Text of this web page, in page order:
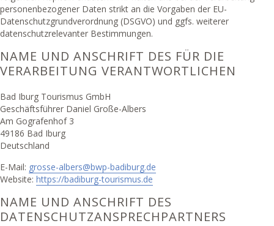
personenbezogener Daten strikt an die Vorgaben der EU-
Datenschutzgrundverordnung (DSGVO) und ggfs. weiterer
datenschutzrelevanter Bestimmungen.
NAME UND ANSCHRIFT DES FÜR DIE
VERARBEITUNG VERANTWORTLICHEN
Bad Iburg Tourismus GmbH
Geschäftsführer Daniel Große-Albers
Am Gografenhof 3
49186 Bad Iburg
Deutschland
E-Mail: grosse-albers@bwp-badiburg.de
Website: https://badiburg-tourismus.de
NAME UND ANSCHRIFT DES
DATENSCHUTZANSPRECHPARTNERS